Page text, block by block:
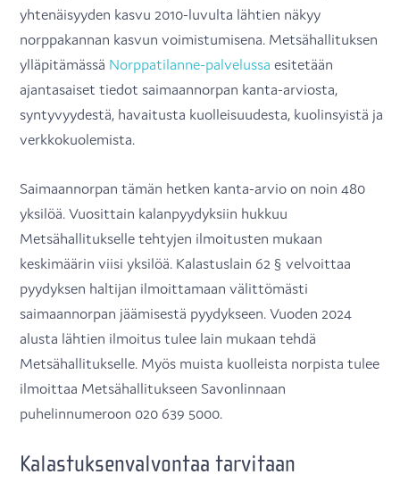
yhtenäisyyden kasvu 2010-luvulta lähtien näkyy
norppakannan kasvun voimistumisena. Metsähallituksen
ylläpitämässä Norppatilanne-palvelussa esitetään
ajantasaiset tiedot saimaannorpan kanta-arviosta,
syntyvyydestä, havaitusta kuolleisuudesta, kuolinsyistä ja
verkkokuolemista.
Saimaannorpan tämän hetken kanta-arvio on noin 480
yksilöä. Vuosittain kalanpyydyksiin hukkuu
Metsähallitukselle tehtyjen ilmoitusten mukaan
keskimäärin viisi yksilöä. Kalastuslain 62 § velvoittaa
pyydyksen haltijan ilmoittamaan välittömästi
saimaannorpan jäämisestä pyydykseen. Vuoden 2024
alusta lähtien ilmoitus tulee lain mukaan tehdä
Metsähallitukselle. Myös muista kuolleista norpista tulee
ilmoittaa Metsähallitukseen Savonlinnaan
puhelinnumeroon 020 639 5000.
Kalastuksenvalvontaa tarvitaan